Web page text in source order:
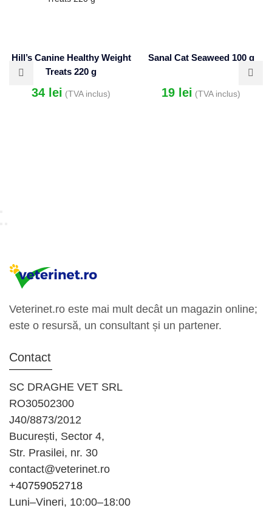
Hill’s Canine Healthy Weight
Treats 220 g
34 lei (TVA inclus)
Sanal Cat Seaweed 100 g
19 lei (TVA inclus)
Veterinet.ro este mai mult decât un magazin online;
este o resursă, un consultant și un partener.
Contact
SC DRAGHE VET SRL
RO30502300
J40/8873/2012
București, Sector 4,
Str. Prasilei, nr. 30
contact@veterinet.ro
+40759052718
Luni–Vineri, 10:00–18:00